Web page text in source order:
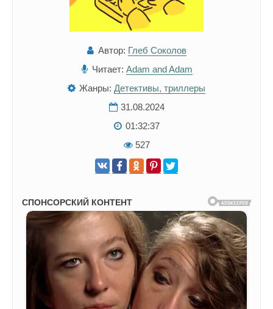
Автор: Глеб Соколов
Читает: Adam and Adam
Жанры: Детективы, триллеры
31.08.2024
01:32:37
527